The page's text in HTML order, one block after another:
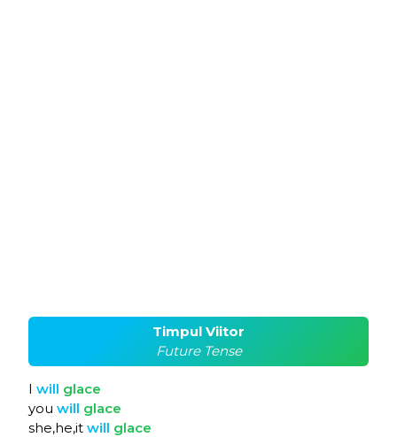
Timpul Viitor
Future Tense
I will glace
you will glace
she,he,it will glace